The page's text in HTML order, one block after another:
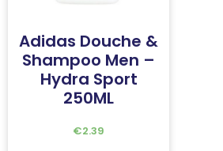
Adidas Douche &
Shampoo Men –
Hydra Sport
250ML
€2.39